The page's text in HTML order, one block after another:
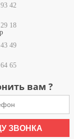
42
18
49
65
вам ?
ЗВОНКА